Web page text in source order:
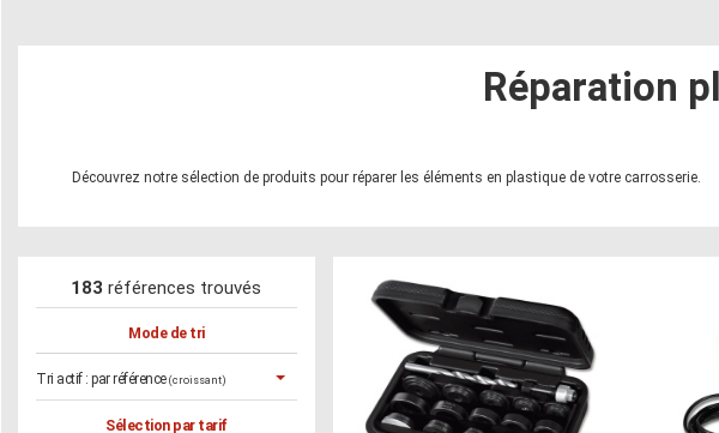
Réparation
Découvrez notre sélection de produits pour réparer les éléments en plastique de votre carrosserie.
183 références trouvés
Mode de tri
Tri actif : par référence (croissant)
Sélection par tarif